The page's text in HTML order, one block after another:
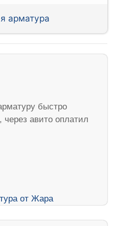
арматура
быстро
авито оплатил